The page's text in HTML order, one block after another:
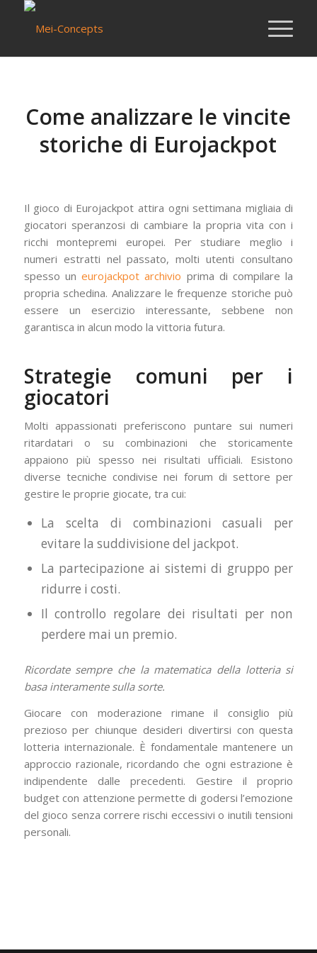
Come analizzare le vincite
storiche di Eurojackpot
Il gioco di Eurojackpot attira ogni settimana migliaia di
giocatori speranzosi di cambiare la propria vita con i
ricchi montepremi europei. Per studiare meglio i
numeri estratti nel passato, molti utenti consultano
spesso uneurojackpot archivio prima di compilare la
propria schedina. Analizzare le frequenze storiche può
essere un esercizio interessante, sebbene non
garantisca in alcun modo la vittoria futura.
Strategie comuni per i
giocatori
Molti appassionati preferiscono puntare sui numeri
ritardatari o su combinazioni che storicamente
appaiono più spesso nei risultati ufficiali. Esistono
diverse tecniche condivise nei forum di settore per
gestire le proprie giocate, tra cui:
La scelta di combinazioni casuali per
evitare la suddivisione del jackpot.
La partecipazione ai sistemi di gruppo per
ridurre i costi.
Il controllo regolare dei risultati per non
perdere mai un premio.
Ricordate sempre che la matematica della lotteria si
basa interamente sulla sorte.
Giocare con moderazione rimane il consiglio più
prezioso per chiunque desideri divertirsi con questa
lotteria internazionale. È fondamentale mantenere un
approccio razionale, ricordando che ogni estrazione è
indipendente dalle precedenti. Gestire il proprio
budget con attenzione permette di godersi l’emozione
del gioco senza correre rischi eccessivi o inutili tensioni
personali.